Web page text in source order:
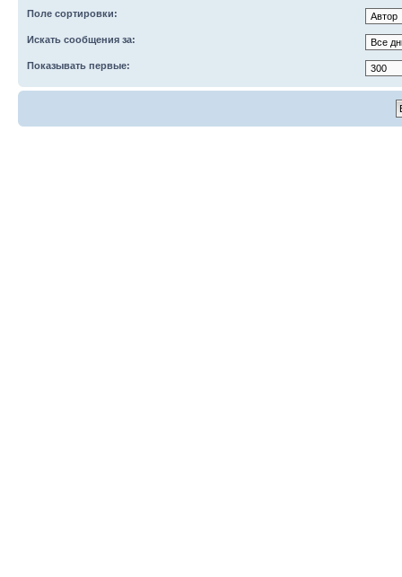
Поле сортировки:
Искать сообщения за:
Показывать первые: